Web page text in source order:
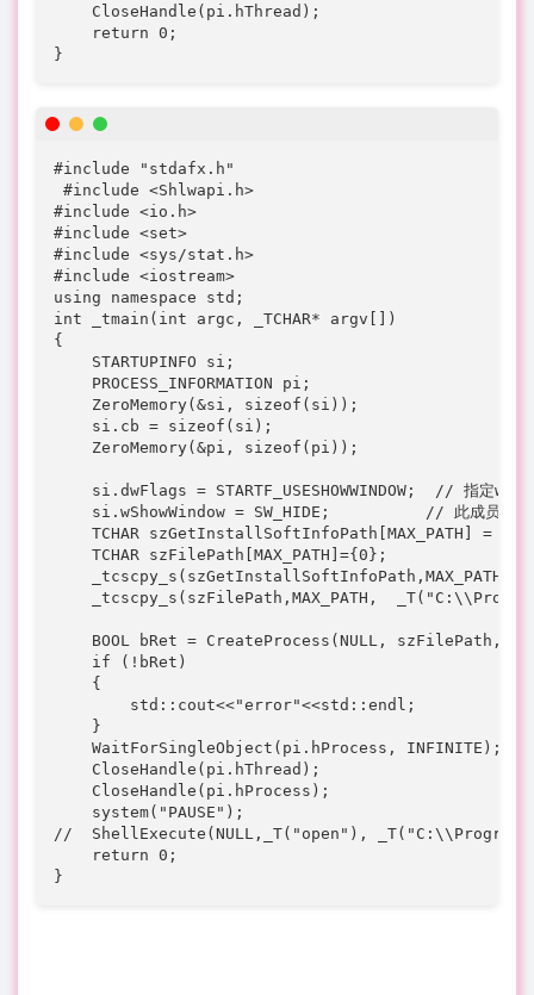
    CloseHandle(pi.hThread);
    return 0;
}
#include "stdafx.h"
#include <Shlwapi.h>
#include <io.h>
#include <set>
#include <sys/stat.h>
#include <iostream>
using namespace std;
int _tmain(int argc, _TCHAR* argv[])
{
    STARTUPINFO si;
    PROCESS_INFORMATION pi;
    ZeroMemory(&si, sizeof(si));
    si.cb = sizeof(si);
    ZeroMemory(&pi, sizeof(pi));
si.dwFlags = STARTF_USESHOWWINDOW;  // 指定
si.wShowWindow = SW_HIDE;          // 此成员设为
TCHAR szGetInstallSoftInfoPath[MAX_PATH] =
    TCHAR szFilePath[MAX_PATH]={0};
_tcscpy_s(szGetInstallSoftInfoPath,MAX_PATH,
_tcscpy_s(szFilePath,MAX_PATH,
BOOL bRet = CreateProcess(NULL, szFilePath,
    if (!bRet)
    {
        std::cout<<"error"<<std::endl;
    }
    WaitForSingleObject(pi.hProcess, INFINITE);
    CloseHandle(pi.hThread);
    CloseHandle(pi.hProcess);
    system("PAUSE");
//  ShellExecute(NULL,_T("open"),
    return 0;
}